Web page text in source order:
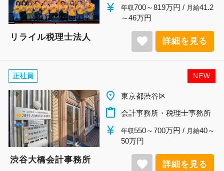
currency_yen 年収700～819万円 / 月給41.2
～46万円
リライル税理士法人 favorite 詳細を見る
NEW
正社員
place 東京都渋谷区
content_paste 会計事務所・税理士事務所
currency_yen 年収550～700万円 / 月給40～
50万円
渋谷大橋会計事務所 favorite 詳細を見る